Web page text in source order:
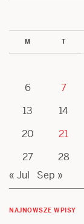
M T
6
7
13
14
20
21
27
28
« Jul
Sep »
NAJNOWSZE WPISY